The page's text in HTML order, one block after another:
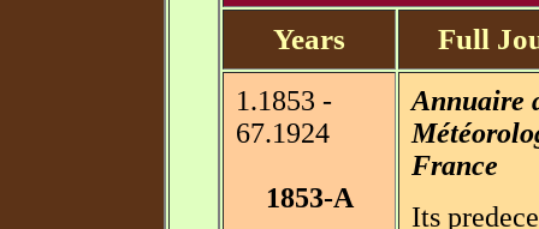
Years
Full
1.1853 -
67.1924
1853-A
Annuaire
France
Its